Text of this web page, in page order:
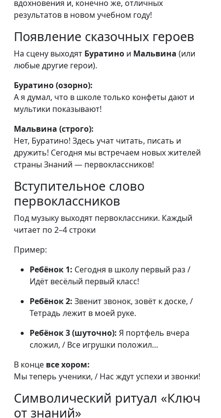
вдохновения и, конечно же, отличных
результатов в новом учебном году!
Появление сказочных героев
На сцену выходят Буратино и Мальвина (или
любые другие герои).
Буратино (озорно):
А я думал, что в школе только конфеты дают и
мультики показывают!
Мальвина (строго):
Нет, Буратино! Здесь учат читать, писать и
дружить! Сегодня мы встречаем новых жителей
страны Знаний — первоклассников!
Вступительное слово
первоклассников
Под музыку выходят первоклассники. Каждый
читает по 2–4 строки
Пример:
Ребёнок 1: Сегодня в школу первый раз /
Идёт весёлый первый класс!
Ребёнок 2: Звенит звонок, зовёт к доске, /
Тетрадь лежит в моей руке.
Ребёнок 3 (шуточно): Я портфель вчера
сложил, / Все игрушки положил…
В конце все хором:
Мы теперь ученики, / Нас ждут успехи и звонки!
Символический ритуал «Ключ
от знаний»